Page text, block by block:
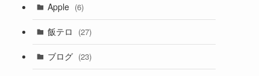
Apple (6)
飯テロ (27)
ブログ (23)